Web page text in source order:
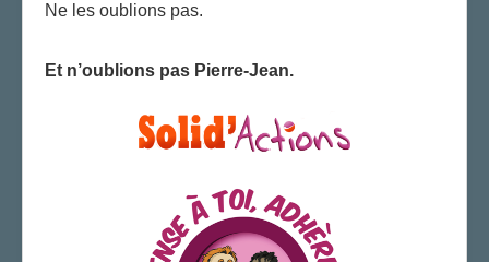
Ne les oublions pas.
Et n’oublions pas Pierre-Jean.